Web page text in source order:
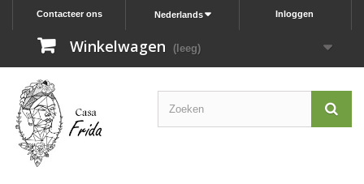
Inloggen
Nederlands
Contacteer ons
Winkelwagen (leeg)